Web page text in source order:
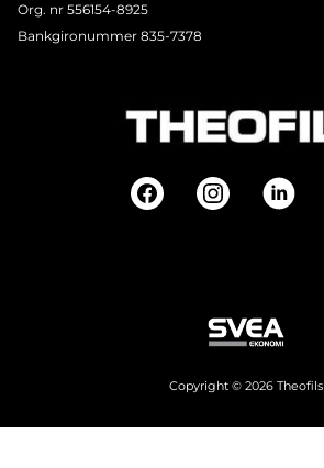
Org. nr 556154-8925
Bankgironummer 835-7378
Copyright © 2026 Theofils